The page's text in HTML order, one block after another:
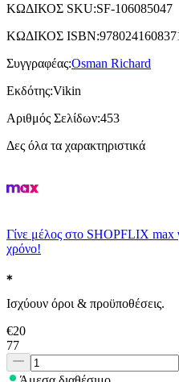
ΚΩΔΙΚΟΣ SKU:SF-106085047
ΚΩΔΙΚΟΣ ISBN:
Συγγραφέας:Osman Richard
Εκδότης:Vikin
Αριθμός Σελίδων:453
Δες όλα τα χαρακτηριστικά
Γίνε μέλος στο SHOPFLIX max
χρόνο!
Ισχύουν όροι & προϋποθέσεις.
€20
77